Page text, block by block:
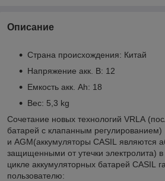
Описание
Страна происхождения: Китай
Напряжение акк. В: 12
Емкость акк. Ah: 18
Вес: 5,3 kg
Сочетание новых технологий VRLA
батарей с клапанным регулированием)
и AGM(аккумуляторы CASIL являются
защищенными от утечки электролита)
цикле аккумуляторных батарей CASIL
пользователю: